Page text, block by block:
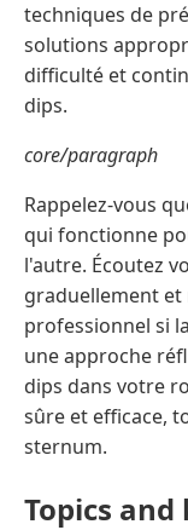
techniques de
solutions
difficulté et
dips.
core/paragraph
Rappelez-vous
qui fonctionne
l'autre. Écoutez
graduellement et
professionnel si
une approche
dips dans votre
sûre et efficace,
sternum.
Topics